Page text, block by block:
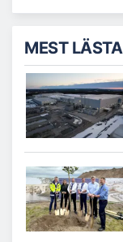
MEST LÄSTA